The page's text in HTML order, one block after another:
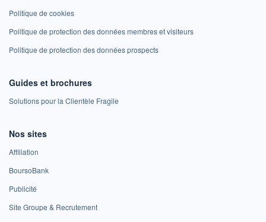
Politique de cookies
Politique de protection des données membres et visiteurs
Politique de protection des données prospects
Guides et brochures
Solutions pour la Clientèle Fragile
Nos sites
Affiliation
BoursoBank
Publicité
Site Groupe & Recrutement